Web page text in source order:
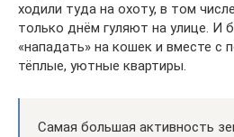
ходили туда на охоту, в том
только днём гуляют на улице. И
«нападать» на кошек и вместе с
тёплые, уютные квартиры.
Самая большая активность